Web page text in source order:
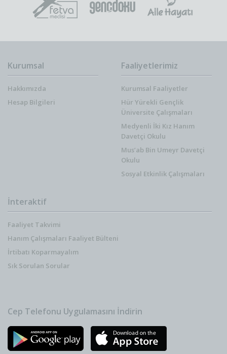
Kurumsal
Hakkımızda
Hesap Bilgileri
Faaliyetlerimiz
Kurumsal Faaliyetler
Hür Yürekli Gençlik
Üniversite Çalışmaları
Medyenli İki Kız Hanım
Davetçi Okulu
Mus’ab Bin Umeyr Davetçi
Okulu
Sosyal Etkinlik Çalışmaları
İnteraktif
Faaliyet Takvimi
Hanım Çalışmaları Faaliyet Bülteni
İrtibatı Koparmayalım
Sık Sorulan Sorular
Cep Telefonu Uygulamasını İndirin